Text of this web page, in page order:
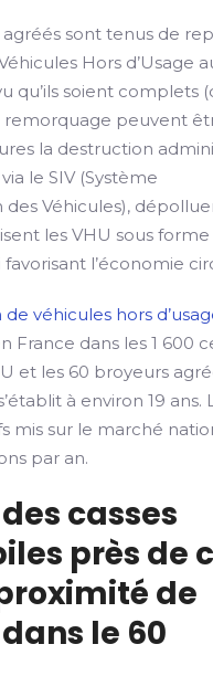
agréés sont tenus de
Hors d’Usage
qu’ils soient complets
remorquage peuvent
la destruction
le SIV (Système
des Véhicules),
les VHU sous
l’économie
de véhicules hors
France dans les 1 600
et les 60 broyeurs
à environ 19
mis sur le marché
par an.
casses
près de
de
dans le 60